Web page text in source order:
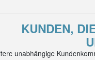
KUNDEN,
unabhängige